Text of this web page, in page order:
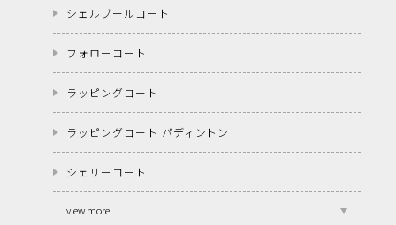
シェルブールコート
フォローコート
ラッピングコート
ラッピングコート パディントン
シェリーコート
view more